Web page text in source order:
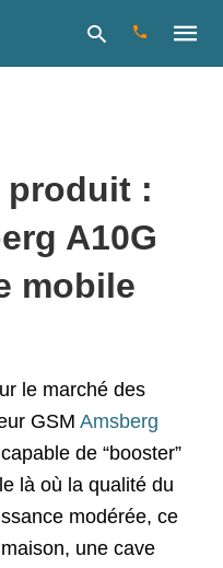
your
search
query
and
produit :
A10G
mobile
le marché des
GSM Amsberg
de “booster”
là où la qualité du
modérée, ce
une cave